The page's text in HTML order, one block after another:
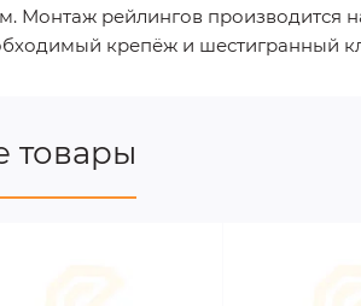
Монтаж рейлингов
крепёж и шестигранный
товары